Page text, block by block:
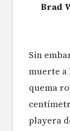
Brad
Sin
muerte a
quema
playera